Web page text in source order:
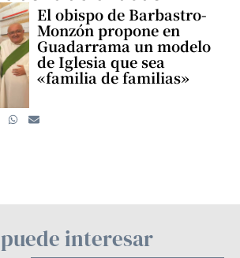
El obispo de Barbastro-
Monzón propone en
Guadarrama un modelo
de Iglesia que sea
«familia de familias»
interesar